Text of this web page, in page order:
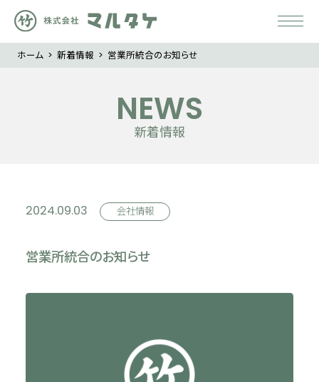
ホーム > 新着情報 > 営業所統合のお知らせ
NEWS
新着情報
2024.09.03 会社情報
営業所統合のお知らせ